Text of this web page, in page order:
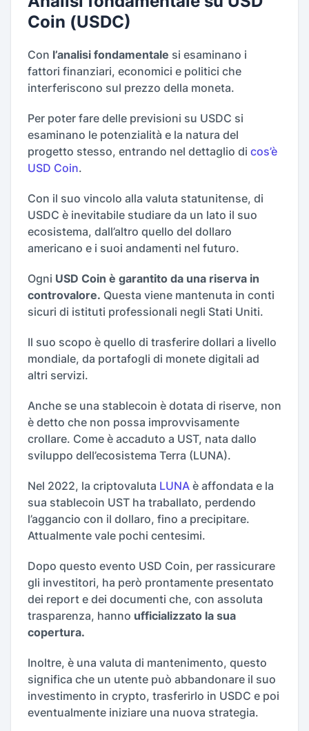
Coin (USDC)
Con l’analisi fondamentale si esaminano i
fattori finanziari, economici e politici che
interferiscono sul prezzo della moneta.
Per poter fare delle previsioni su USDC si
esaminano le potenzialità e la natura del
progetto stesso, entrando nel dettaglio di cos’è
USD Coin.
Con il suo vincolo alla valuta statunitense, di
USDC è inevitabile studiare da un lato il suo
ecosistema, dall’altro quello del dollaro
americano e i suoi andamenti nel futuro.
Ogni USD Coin è garantito da una riserva in
controvalore. Questa viene mantenuta in conti
sicuri di istituti professionali negli Stati Uniti.
Il suo scopo è quello di trasferire dollari a livello
mondiale, da portafogli di monete digitali ad
altri servizi.
Anche se una stablecoin è dotata di riserve, non
è detto che non possa improvvisamente
crollare. Come è accaduto a UST, nata dallo
sviluppo dell’ecosistema Terra (LUNA).
Nel 2022, la criptovaluta LUNA è affondata e la
sua stablecoin UST ha traballato, perdendo
l’aggancio con il dollaro, fino a precipitare.
Attualmente vale pochi centesimi.
Dopo questo evento USD Coin, per rassicurare
gli investitori, ha però prontamente presentato
dei report e dei documenti che, con assoluta
trasparenza, hanno ufficializzato la sua
copertura.
Inoltre, è una valuta di mantenimento, questo
significa che un utente può abbandonare il suo
investimento in crypto, trasferirlo in USDC e poi
eventualmente iniziare una nuova strategia.